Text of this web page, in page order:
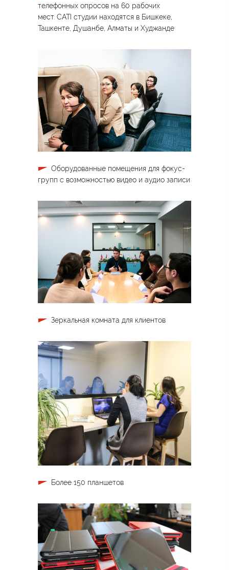
телефонных опросов на 60 рабочих
мест. CATI студии находятся в Бишкеке,
Ташкенте, Душанбе, Алматы и Худжанде
Оборудованные помещения для фокус-
групп с возможностью видео и аудио записи
Зеркальная комната для клиентов
Более 150 планшетов